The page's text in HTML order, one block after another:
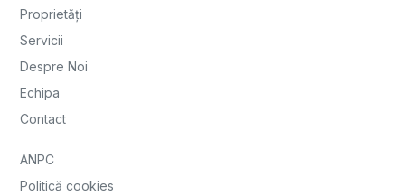
Proprietăți
Servicii
Despre Noi
Echipa
Contact
ANPC
Politică cookies